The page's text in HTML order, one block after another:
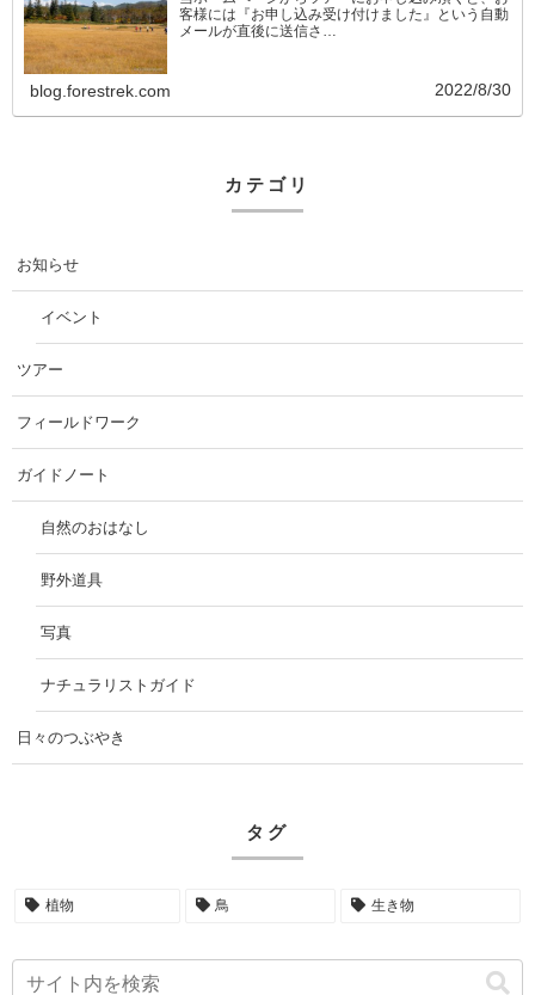
客様には『お申し込み受け付けました』という自動
メールが直後に送信さ…
blog.forestrek.com 2022/8/30
カテゴリ
お知らせ
イベント
ツアー
フィールドワーク
ガイドノート
自然のおはなし
野外道具
写真
ナチュラリストガイド
日々のつぶやき
タグ
植物 鳥 生き物